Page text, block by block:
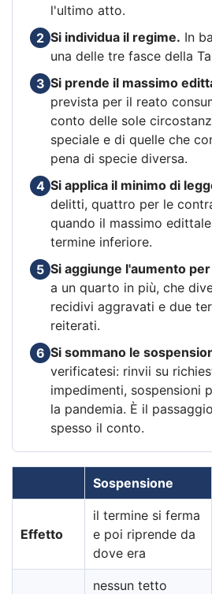
l'ultimo atto.
2 Si individua il regime. In
una delle tre fasce della
3 Si prende il massimo
prevista per il reato
conto delle sole
speciale e di quelle che
pena di specie diversa.
4 Si applica il minimo di
delitti, quattro per le
quando il massimo
termine inferiore.
5 Si aggiunge l'aumento
a un quarto in più, che
recidivi aggravati e due
reiterati.
6 Si sommano le
verificatesi: rinvii su
impedimenti, sospensioni
la pandemia. È il
spesso il conto.
Sospensione
Effetto
il termine si ferma
e poi riprende da
dove era
nessun tetto